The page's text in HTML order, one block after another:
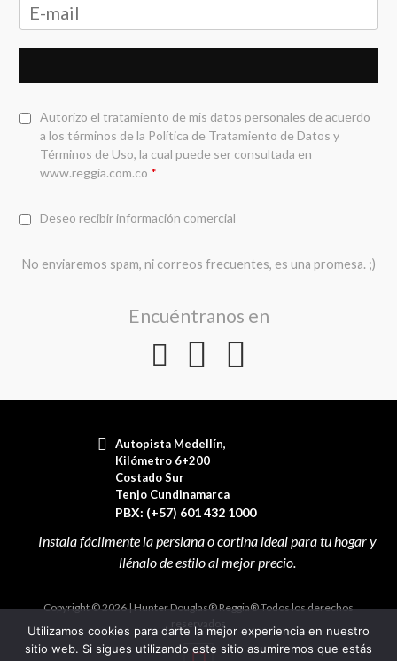
Autorizo el tratamiento de mis datos personales de acuerdo
a los términos de la Política de Tratamiento de Datos y
Términos de Uso, la cual puede ser consultada en
www.reggia.com.co *
Deseo recibir información comercial
No enviaremos spam, ni correos frecuentes, es una promesa. ;)
Encuéntranos en
Autopista Medellín,
Kilómetro 6+200
Costado Sur
Tenjo Cundinamarca
PBX: (+57) 601 432 1000
Copyright © 2026 | Hunter Douglas® Reggia® Todos los derechos
reservados
Utilizamos cookies para darte la mejor experiencia en nuestro
sitio web. Si sigues utilizando este sitio asumiremos que estás